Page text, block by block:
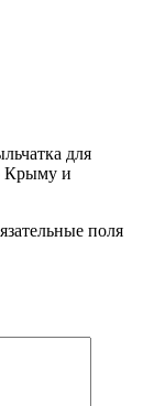
для
Крыму и
поля